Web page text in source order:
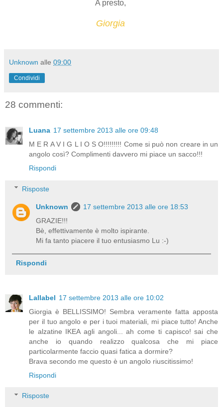
A presto,
Giorgia
Unknown alle 09:00
Condividi
28 commenti:
Luana 17 settembre 2013 alle ore 09:48
M E R A V I G L I O S O!!!!!!!!! Come si può non creare in un
angolo così? Complimenti davvero mi piace un sacco!!!
Rispondi
Risposte
Unknown
17 settembre 2013 alle ore 18:53
GRAZIE!!!
Bè, effettivamente è molto ispirante.
Mi fa tanto piacere il tuo entusiasmo Lu :-)
Rispondi
Lallabel 17 settembre 2013 alle ore 10:02
Giorgia è BELLISSIMO! Sembra veramente fatta apposta
per il tuo angolo e per i tuoi materiali, mi piace tutto! Anche
le alzatine IKEA agli angoli... ah come ti capisco! sai che
anche io quando realizzo qualcosa che mi piace
particolarmente faccio quasi fatica a dormire?
Brava secondo me questo è un angolo riuscitissimo!
Rispondi
Risposte